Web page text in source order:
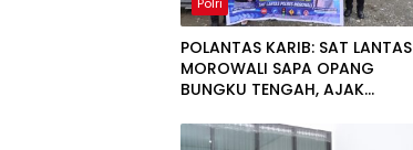
POLANTAS KARIB: SAT LANTAS
MOROWALI SAPA OPANG
BUNGKU TENGAH, AJAK